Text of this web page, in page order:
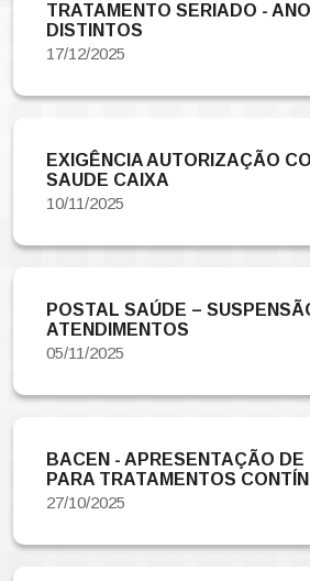
TRATAMENTO SERIADO -
DISTINTOS
17/12/2025
EXIGÊNCIA AUTORIZAÇÃO
SAUDE CAIXA
10/11/2025
POSTAL SAÚDE –
ATENDIMENTOS
05/11/2025
BACEN - APRESENTAÇÃO DE
PARA TRATAMENTOS
27/10/2025